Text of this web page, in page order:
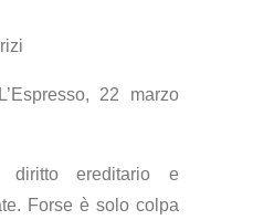
22 marzo
diritto ereditario e
Forse è solo colpa